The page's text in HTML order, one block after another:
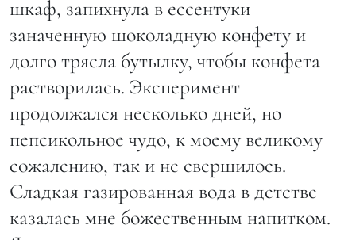
шкаф, запихнула в ессентуки
заначенную шоколадную конфету и
долго трясла бутылку, чтобы конфета
растворилась. Эксперимент
продолжался несколько дней, но
пепсикольное чудо, к моему великому
сожалению, так и не свершилось.
Сладкая газированная вода в детстве
казалась мне божественным напитком.